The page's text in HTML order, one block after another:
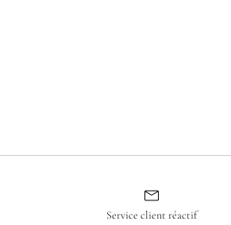
Service client réactif